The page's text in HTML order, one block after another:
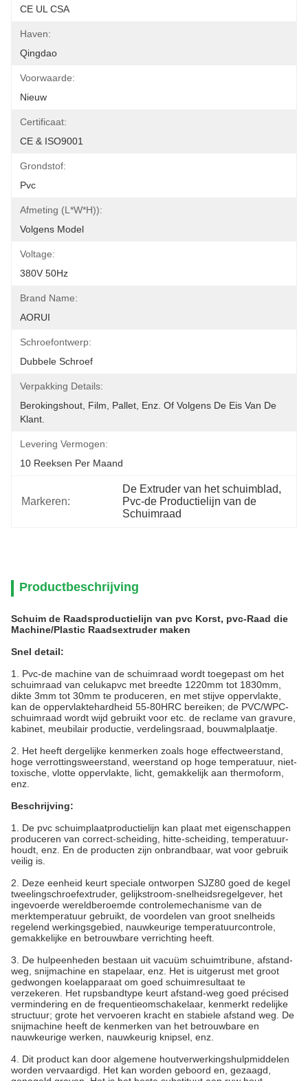
CE UL CSA
Haven:
Qingdao
Voorwaarde:
Nieuw
Certificaat:
CE & ISO9001
Grondstof:
Pvc
Afmeting (L*W*H)):
Volgens Model
Voltage:
380V 50Hz
Brand Name:
AORUI
Schroefontwerp:
Dubbele Schroef
Verpakking Details:
Berokingshout, Film, Pallet, Enz. Of Volgens De Eis Van De
Klant.
Levering Vermogen:
10 Reeksen Per Maand
Markeren:
De Extruder van het schuimblad,
Pvc-de Productielijn van de
Schuimraad
Productbeschrijving
Schuim de Raadsproductielijn van pvc Korst, pvc-Raad die
Machine/Plastic Raadsextruder maken
Snel detail:
1. Pvc-de machine van de schuimraad wordt toegepast om het
schuimraad van celukapvc met breedte 1220mm tot 1830mm,
dikte 3mm tot 30mm te produceren, en met stijve oppervlakte,
kan de oppervlaktehardheid 55-80HRC bereiken; de PVC/WPC-
schuimraad wordt wijd gebruikt voor etc. de reclame van gravure,
kabinet, meubilair productie, verdelingsraad, bouwmalplaatje.
2. Het heeft dergelijke kenmerken zoals hoge effectweerstand,
hoge verrottingsweerstand, weerstand op hoge temperatuur, niet-
toxische, vlotte oppervlakte, licht, gemakkelijk aan thermoform,
enz.
Beschrijving:
1. De pvc schuimplaatproductielijn kan plaat met eigenschappen
produceren van correct-scheiding, hitte-scheiding, temperatuur-
houdt, enz. En de producten zijn onbrandbaar, wat voor gebruik
veilig is.
2. Deze eenheid keurt speciale ontworpen SJZ80 goed de kegel
tweelingschroefextruder, gelijkstroom-snelheidsregelgever, het
ingevoerde wereldberoemde controlemechanisme van de
merktemperatuur gebruikt, de voordelen van groot snelheids
regelend werkingsgebied, nauwkeurige temperatuurcontrole,
gemakkelijke en betrouwbare verrichting heeft.
3. De hulpeenheden bestaan uit vacuüm schuimtribune, afstand-
weg, snijmachine en stapelaar, enz. Het is uitgerust met groot
gedwongen koelapparaat om goed schuimresultaat te
verzekeren. Het rupsbandtype keurt afstand-weg goed précised
vermindering en de frequentieomschakelaar, kenmerkt redelijke
structuur; grote het vervoeren kracht en stabiele afstand weg. De
snijmachine heeft de kenmerken van het betrouwbare en
nauwkeurige werken, nauwkeurig knipsel, enz.
4. Dit product kan door algemene houtverwerkingshulpmiddelen
worden vervaardigd. Het kan worden geboord en, gezaagd,